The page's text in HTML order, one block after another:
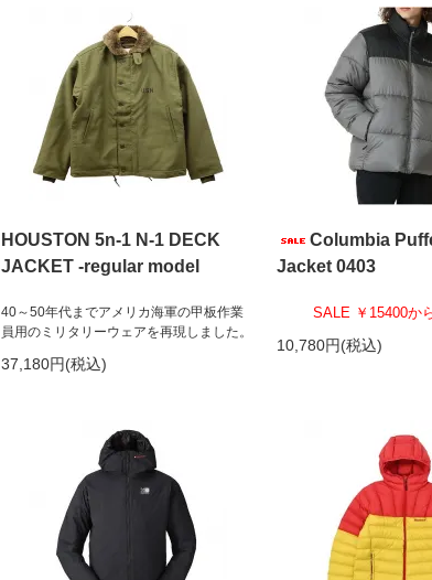
HOUSTON 5n-1 N-1 DECK
JACKET -regular model
40～50年代までアメリカ海軍の甲板作業
員用のミリタリーウェアを再現しました。
37,180円(税込)
Columbia
Jacket 0403
SALE ￥15400か
10,780円(税込)